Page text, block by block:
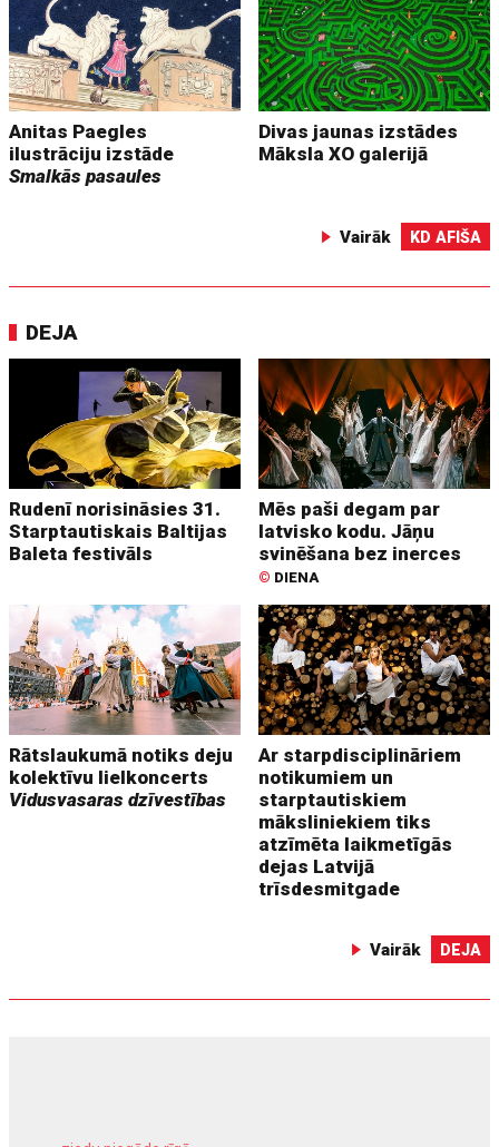
Anitas Paegles
ilustrāciju izstāde
Smalkās pasaules
Divas jaunas izstādes
Māksla XO galerijā
Vairāk KD AFIŠA
DEJA
Rudenī norisināsies 31.
Starptautiskais Baltijas
Baleta festivāls
Mēs paši degam par
latvisko kodu. Jāņu
svinēšana bez inerces
© DIENA
Rātslaukumā notiks deju
kolektīvu lielkoncerts
Vidusvasaras dzīvestības
Ar starpdisciplināriem
notikumiem un
starptautiskiem
māksliniekiem tiks
atzīmēta laikmetīgās
dejas Latvijā
trīsdesmitgade
Vairāk DEJA